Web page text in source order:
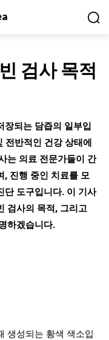
검사 목적
장되는 담즙의 일부입
전반적인 건강 상태에
는 의료 전문가들이 간
, 진행 중인 치료를 모
단 도구입니다. 이 기사
검사의 목적, 그리고
하겠습니다.
생성되는 황색 색소입